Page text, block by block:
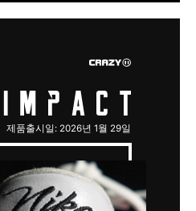
제품출시일: 2026년 1월 29일